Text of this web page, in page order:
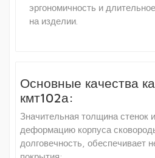
эргономичность и
на изделии.
Основные качества
кмт102а:
Значительная толщина стенок
деформацию корпуса
долговечность, обеспечивает